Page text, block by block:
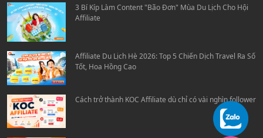
3 Bí Kíp Làm Content "Bão Đơn" Mùa Du Lịch Cho Hội
Affiliate
Affiliate Du Lịch Hè 2026: Top 5 Chiến Dịch Travel Ra Số
Tốt, Hoa Hồng Cao
Cách trở thành KOC Affiliate dù chỉ có vài nghìn follower